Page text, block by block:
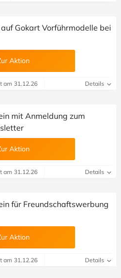
Gokart Vorführmodelle bei
Aktion
am 31.12.26 Details
mit Anmeldung zum
Aktion
am 31.12.26 Details
für Freundschaftswerbung
Aktion
am 31.12.26 Details